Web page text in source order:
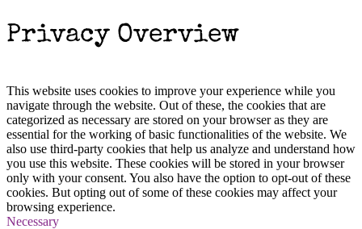
Privacy Overview
This website uses cookies to improve your experience while you
navigate through the website. Out of these, the cookies that are
categorized as necessary are stored on your browser as they are
essential for the working of basic functionalities of the website. We
also use third-party cookies that help us analyze and understand how
you use this website. These cookies will be stored in your browser
only with your consent. You also have the option to opt-out of these
cookies. But opting out of some of these cookies may affect your
browsing experience.
Necessary